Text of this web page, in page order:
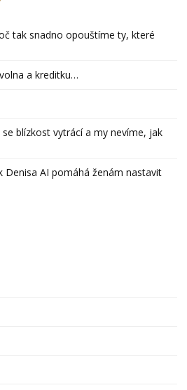
tak snadno opouštíme ty, které
a kreditku…
blízkost vytrácí a my nevíme, jak
Denisa AI pomáhá ženám nastavit